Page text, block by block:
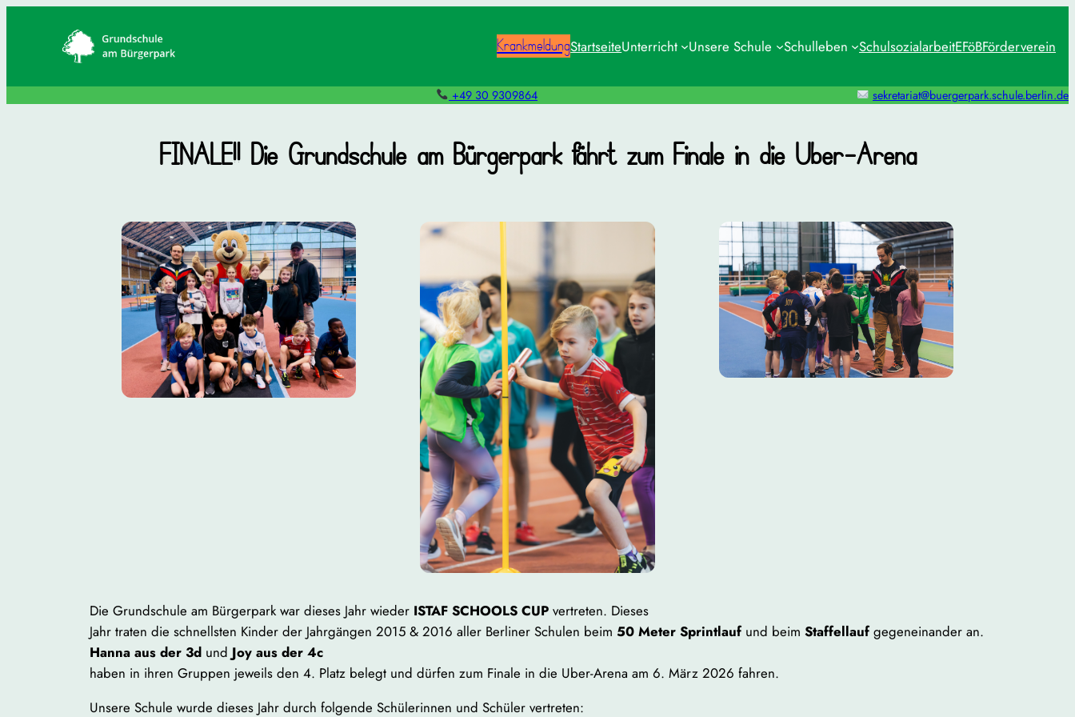
KrankmeldungStartseiteUnterricht Unsere Schule Schulleben SchulsozialarbeitEFöBFörderverein
+49 30 9309864 sekretariat@buergerpark.schule.berlin.de
FINALE!! Die Grundschule am Bürgerpark fährt zum Finale in die Uber-Arena
Die Grundschule am Bürgerpark war dieses Jahr wieder ISTAF SCHOOLS CUP vertreten. Dieses
Jahr traten die schnellsten Kinder der Jahrgängen 2015 & 2016 aller Berliner Schulen beim 50 Meter Sprintlauf und beim Staffellaufgegeneinander an.
Hanna aus der 3d und Joy aus der 4c
haben in ihren Gruppen jeweils den 4. Platz belegt und dürfen zum Finale in die Uber-Arena am 6. März 2026 fahren.
Unsere Schule wurde dieses Jahr durch folgende Schülerinnen und Schüler vertreten: